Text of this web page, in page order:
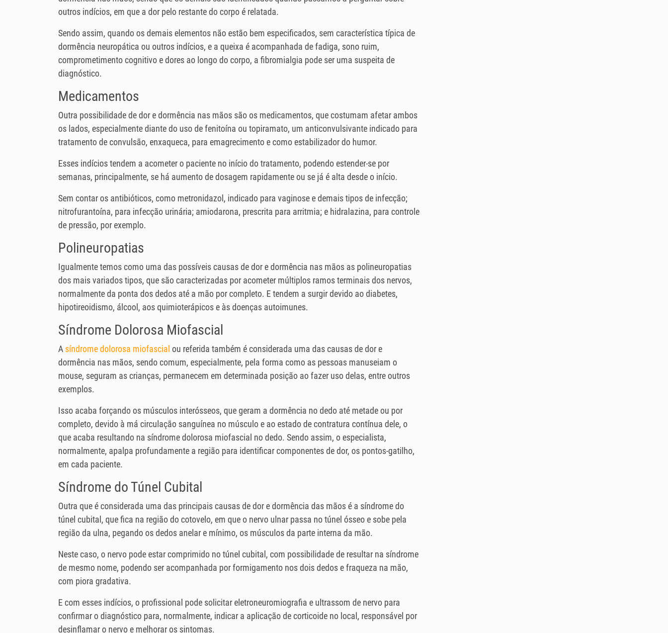
outros indícios, em que a dor pelo restante do corpo é relatada.
Sendo assim, quando os demais elementos não estão bem especificados, sem característica típica de
dormência neuropática ou outros indícios, e a queixa é acompanhada de fadiga, sono ruim,
comprometimento cognitivo e dores ao longo do corpo, a fibromialgia pode ser uma suspeita de
diagnóstico.
Medicamentos
Outra possibilidade de dor e dormência nas mãos são os medicamentos, que costumam afetar ambos
os lados, especialmente diante do uso de fenitoína ou topiramato, um anticonvulsivante indicado para
tratamento de convulsão, enxaqueca, para emagrecimento e como estabilizador do humor.
Esses indícios tendem a acometer o paciente no início do tratamento, podendo estender-se por
semanas, principalmente, se há aumento de dosagem rapidamente ou se já é alta desde o início.
Sem contar os antibióticos, como metronidazol, indicado para vaginose e demais tipos de infecção;
nitrofurantoína, para infecção urinária; amiodarona, prescrita para arritmia; e hidralazina, para controle
de pressão, por exemplo.
Polineuropatias
Igualmente temos como uma das possíveis causas de dor e dormência nas mãos as polineuropatias
dos mais variados tipos, que são caracterizadas por acometer múltiplos ramos terminais dos nervos,
normalmente da ponta dos dedos até a mão por completo. E tendem a surgir devido ao diabetes,
hipotireoidismo, álcool, aos quimioterápicos e às doenças autoimunes.
Síndrome Dolorosa Miofascial
A síndrome dolorosa miofascial ou referida também é considerada uma das causas de dor e
dormência nas mãos, sendo comum, especialmente, pela forma como as pessoas manuseiam o
mouse, seguram as crianças, permanecem em determinada posição ao fazer uso delas, entre outros
exemplos.
Isso acaba forçando os músculos interósseos, que geram a dormência no dedo até metade ou por
completo, devido à má circulação sanguínea no músculo e ao estado de contratura contínua dele, o
que acaba resultando na síndrome dolorosa miofascial no dedo. Sendo assim, o especialista,
normalmente, apalpa profundamente a região para identificar componentes de dor, os pontos-gatilho,
em cada paciente.
Síndrome do Túnel Cubital
Outra que é considerada uma das principais causas de dor e dormência das mãos é a síndrome do
túnel cubital, que fica na região do cotovelo, em que o nervo ulnar passa no túnel ósseo e sobe pela
região da ulna, pegando os dedos anelar e mínimo, os músculos da parte interna da mão.
Neste caso, o nervo pode estar comprimido no túnel cubital, com possibilidade de resultar na síndrome
de mesmo nome, podendo ser acompanhada por formigamento nos dois dedos e fraqueza na mão,
com piora gradativa.
E com esses indícios, o profissional pode solicitar eletroneuromiografia e ultrassom de nervo para
confirmar o diagnóstico para, normalmente, indicar a aplicação de corticoide no local, responsável por
desinflamar o nervo e melhorar os sintomas.